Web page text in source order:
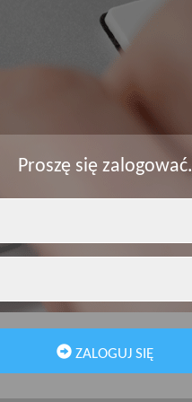
Proszę się zalogować.
ZALOGUJ SIĘ